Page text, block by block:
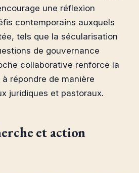
une réflexion
contemporains auxquels
tels que la sécularisation
de gouvernance
collaborative renforce la
à répondre de manière
juridiques et pastoraux.
et action